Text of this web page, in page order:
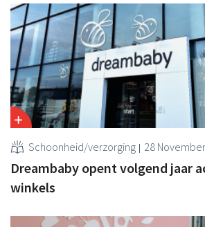
Schoonheid/verzorging 28
Dreambaby opent volgend jaar
winkels